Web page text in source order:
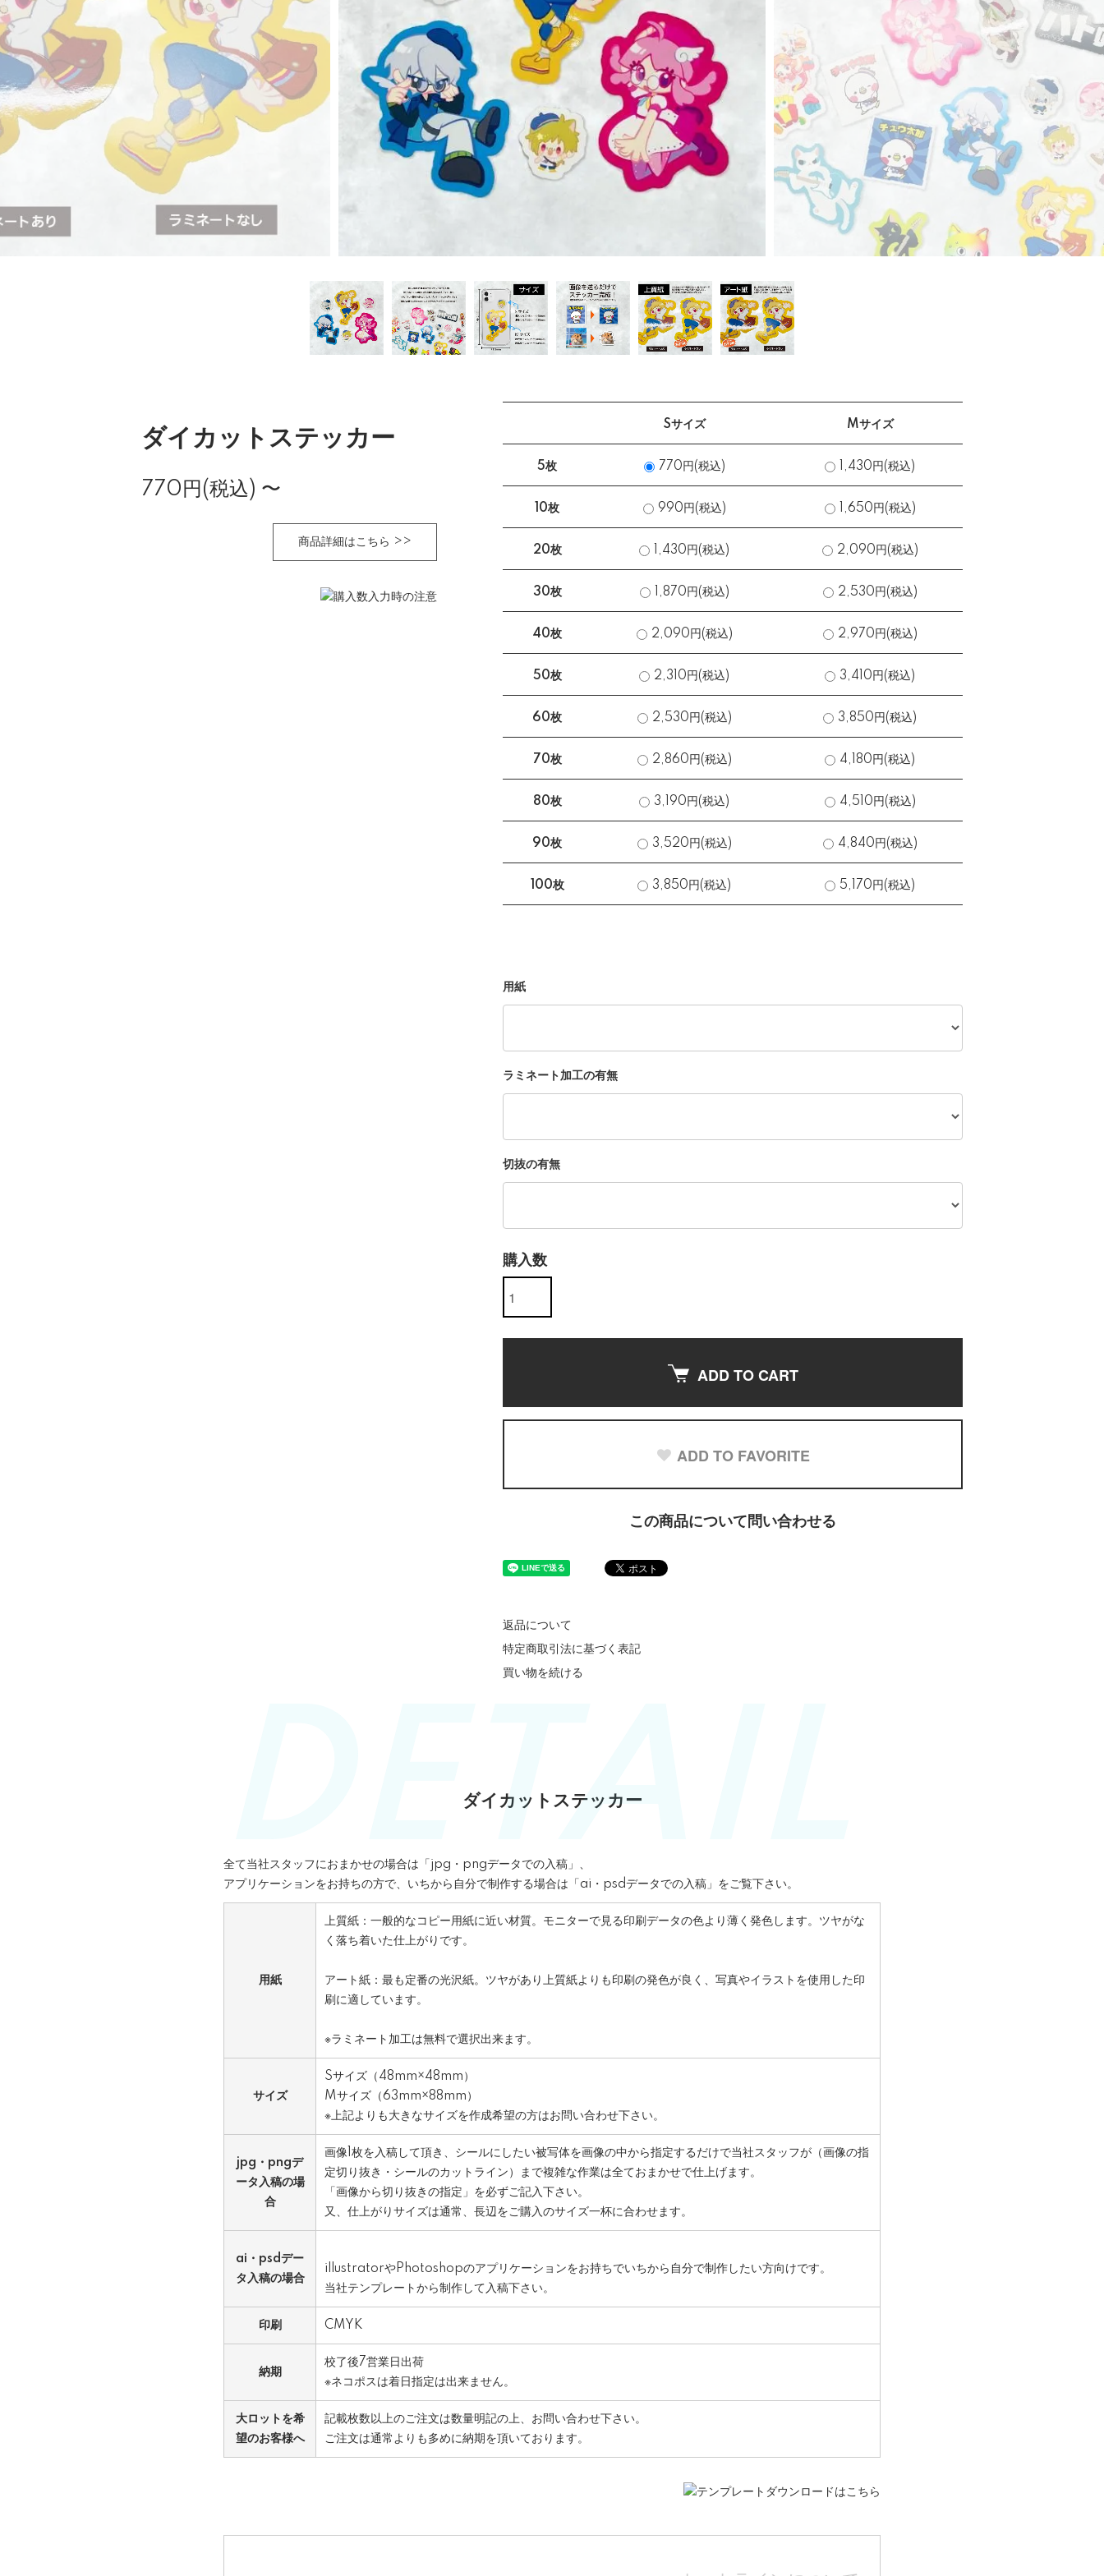
ダイカットステッカー
770円(税込) 〜
商品詳細はこちら >>
Sサイズ Mサイズ
5枚 770円(税込) 1,430円(税込)
10枚 990円(税込) 1,650円(税込)
20枚 1,430円(税込) 2,090円(税込)
30枚 1,870円(税込) 2,530円(税込)
40枚 2,090円(税込) 2,970円(税込)
50枚 2,310円(税込) 3,410円(税込)
60枚 2,530円(税込) 3,850円(税込)
70枚 2,860円(税込) 4,180円(税込)
80枚 3,190円(税込) 4,510円(税込)
90枚 3,520円(税込) 4,840円(税込)
100枚 3,850円(税込) 5,170円(税込)
用紙
ラミネート加工の有無
切抜の有無
購入数
ADD TO CART
ADD TO FAVORITE
この商品について問い合わせる
返品について
特定商取引法に基づく表記
買い物を続ける
ダイカットステッカー
全て当社スタッフにおまかせの場合は「jpg・pngデータでの入稿」、
アプリケーションをお持ちの方で、いちから自分で制作する場合は「ai・psdデータでの入稿」をご覧下さい。
用紙
上質紙：一般的なコピー用紙に近い材質。モニターで見る印刷データの色より薄く発色します。ツヤがな
く落ち着いた仕上がりです。
アート紙：最も定番の光沢紙。ツヤがあり上質紙よりも印刷の発色が良く、写真やイラストを使用した印
刷に適しています。
※ラミネート加工は無料で選択出来ます。
サイズ
Sサイズ（48mm×48mm）
Mサイズ（63mm×88mm）
※上記よりも大きなサイズを作成希望の方はお問い合わせ下さい。
jpg・pngデ
ータ入稿の場
合
画像1枚を入稿して頂き、シールにしたい被写体を画像の中から指定するだけで当社スタッフが（画像の指
定切り抜き・シールのカットライン）まで複雑な作業は全ておまかせで仕上げます。
「画像から切り抜きの指定」 を必ずご記入下さい。
又、仕上がりサイズは通常、長辺をご購入のサイズ一杯に合わせます。
ai・psdデー
タ入稿の場合
illustratorやPhotoshopのアプリケーションをお持ちでいちから自分で制作したい方向けです。
当社テンプレートから制作して入稿下さい。
印刷 CMYK
納期
校了後7営業日出荷
※ネコポスは着日指定は出来ません。
大ロットを希
望のお客様へ
記載枚数以上のご注文は数量明記の上、お問い合わせ下さい。
ご注文は通常よりも多めに納期を頂いております。